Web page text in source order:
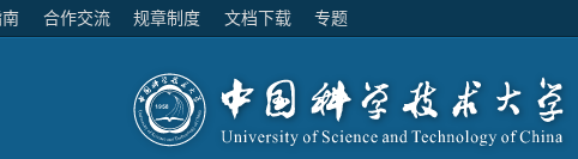
合作交流 规章制度 文档下载 专题